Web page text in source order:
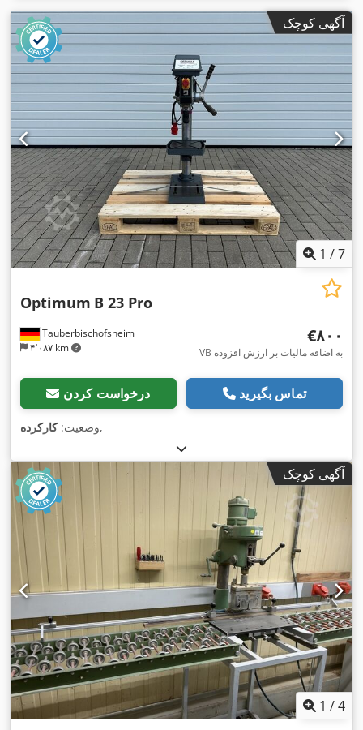
آگهی کوچک
1 /7
Tauberbischofsheim
۴٬۰۸۷ km
Optimum B 23 Pro
‎€۸۰۰
VB به اضافه مالیات بر ارزش افزوده
درخواست کردن تماس بگیرید
وضعیت:کارکرده ,
آگهی کوچک
1 /4